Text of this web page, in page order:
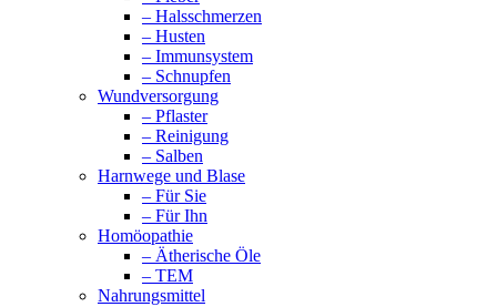
– Halsschmerzen
– Husten
– Immunsystem
– Schnupfen
Wundversorgung
– Pflaster
– Reinigung
– Salben
Harnwege und Blase
– Für Sie
– Für Ihn
Homöopathie
– Ätherische Öle
– TEM
Nahrungsmittel